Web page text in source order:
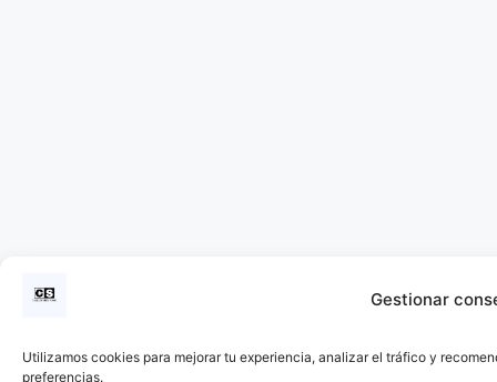
Gestionar
Utilizamos cookies para mejorar tu experiencia, analizar el tráfico y
preferencias.